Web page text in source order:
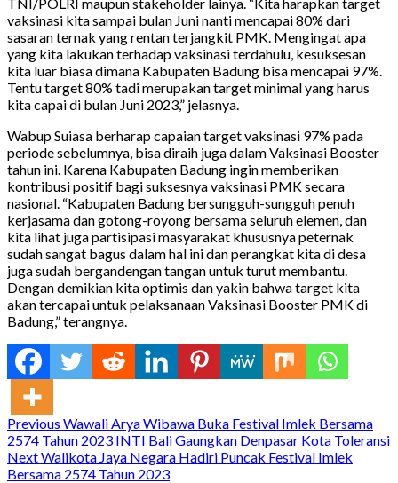
vaksinasi kita sampai bulan Juni nanti mencapai 80% dari
sasaran ternak yang rentan terjangkit PMK. Mengingat apa
yang kita lakukan terhadap vaksinasi terdahulu, kesuksesan
kita luar biasa dimana Kabupaten Badung bisa mencapai 97%.
Tentu target 80% tadi merupakan target minimal yang harus
kita capai di bulan Juni 2023,” jelasnya.
Wabup Suiasa berharap capaian target vaksinasi 97% pada
periode sebelumnya, bisa diraih juga dalam Vaksinasi Booster
tahun ini. Karena Kabupaten Badung ingin memberikan
kontribusi positif bagi suksesnya vaksinasi PMK secara
nasional. “Kabupaten Badung bersungguh-sungguh penuh
kerjasama dan gotong-royong bersama seluruh elemen, dan
kita lihat juga partisipasi masyarakat khususnya peternak
sudah sangat bagus dalam hal ini dan perangkat kita di desa
juga sudah bergandengan tangan untuk turut membantu.
Dengan demikian kita optimis dan yakin bahwa target kita
akan tercapai untuk pelaksanaan Vaksinasi Booster PMK di
Badung,” terangnya.
Continue
Reading
Previous Wawali Arya Wibawa Buka Festival Imlek Bersama
2574 Tahun 2023 INTI Bali Gaungkan Denpasar Kota Toleransi
NextWalikota Jaya Negara Hadiri Puncak Festival Imlek
Bersama 2574 Tahun 2023